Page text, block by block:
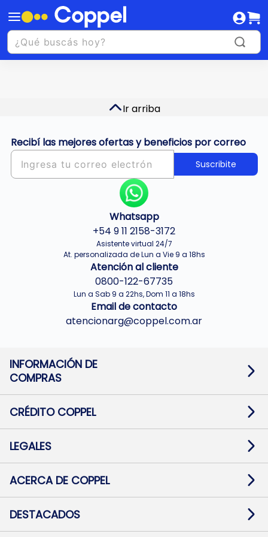
Ir arriba
Recibí las mejores ofertas y beneficios por correo
Suscribite
Whatsapp
+54 9 11 2158-3172
Asistente virtual 24/7
At. personalizada de Lun a Vie 9 a 18hs
Atención al cliente
0800-122-67735
Lun a Sab 9 a 22hs, Dom 11 a 18hs
Email de contacto
atencionarg@coppel.com.ar
INFORMACIÓN DE
COMPRAS
Términos y condiciones
Botón de arrepentimiento
Mapa de sitio
CRÉDITO COPPEL
Solicitar Crédito
Medios de Pago
Pago Fácil Online
LEGALES
Baja contratos
Defensa al consumidor CABA
ACERCA DE COPPEL
Trabajá con Nosotros
Preguntas Frecuentes
DESTACADOS